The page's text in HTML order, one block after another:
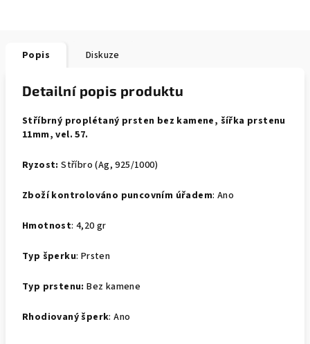
Popis Diskuze
Detailní popis produktu
Stříbrný proplétaný prsten bez kamene, šířka prstenu
11mm, vel. 57.
Ryzost: Stříbro (Ag, 925/1000)
Zboží kontrolováno puncovním úřadem: Ano
Hmotnost: 4,20 gr
Typ šperku: Prsten
Typ prstenu: Bez kamene
Rhodiovaný šperk: Ano